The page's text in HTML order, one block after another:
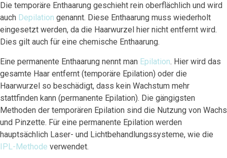
Die temporäre Enthaarung geschieht rein oberflächlich und wird
auch Depilation genannt. Diese Enthaarung muss wiederholt
eingesetzt werden, da die Haarwurzel hier nicht entfernt wird.
Dies gilt auch für eine chemische Enthaarung.
Eine permanente Enthaarung nennt man Epilation. Hier wird das
gesamte Haar entfernt (temporäre Epilation) oder die
Haarwurzel so beschädigt, dass kein Wachstum mehr
stattfinden kann (permanente Epilation). Die gängigsten
Methoden der temporären Epilation sind die Nutzung von Wachs
und Pinzette. Für eine permanente Epilation werden
hauptsächlich Laser- und Lichtbehandlungssysteme, wie die
IPL-Methode verwendet.